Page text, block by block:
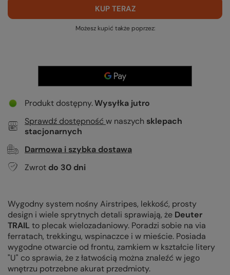
KUP TERAZ
Możesz kupić także poprzez:
Produkt dostępny Wysyłka jutro
Sprawdź dostępność w naszych sklepach
stacjonarnych
Darmowa i szybka dostawa
Zwrot do 30 dni
Wygodny system nośny Airstripes, lekkość, prosty
design i wiele sprytnych detali sprawiają, że Deuter
TRAIL to plecak wielozadaniowy. Poradzi sobie na via
ferratach, trekkingu, wspinaczce i w mieście. Posiada
wygodne otwarcie od frontu, zamkiem w kształcie litery
"U" co sprawia, że z łatwością można znaleźć w jego
wnętrzu potrzebne akurat przedmioty.